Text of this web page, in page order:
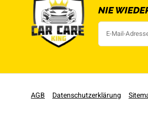
NIE
AGB Datenschutzerklärung